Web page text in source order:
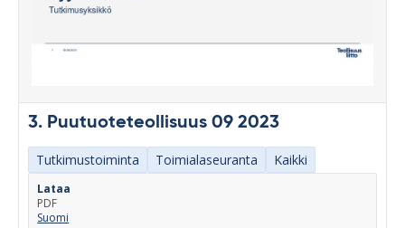
3. Puutuoteteollisuus 09 2023
Tutkimustoiminta Toimialaseuranta Kaikki
Lataa
PDF
Suomi